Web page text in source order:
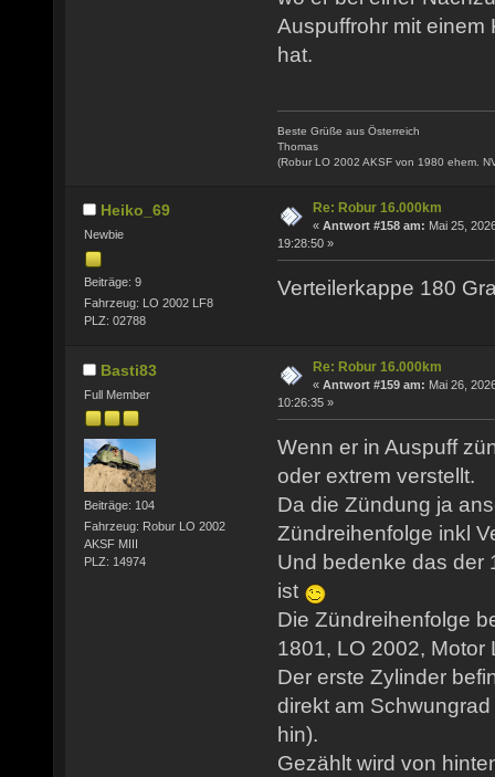
Auspuffrohr mit
hat.
Beste Grüße aus Österreich
Thomas
(Robur LO 2002 AKSF von 1980 ehem.
Heiko_69
Newbie
Beiträge: 9
Fahrzeug: LO 2002 LF8
PLZ: 02788
Re: Robur 16.000km
« Antwort #158 am: Mai 25,
19:28:50 »
Verteilerkappe 180
Basti83
Full Member
Beiträge: 104
Fahrzeug: Robur LO 2002
AKSF MIII
PLZ: 14974
Re: Robur 16.000km
« Antwort #159 am: Mai 26,
10:26:35 »
Wenn er in Auspuff
oder extrem verstellt.
Da die Zündung ja
Zündreihenfolge inkl
Und bedenke das der
ist
Die Zündreihenfolge
1801, LO 2002, Motor
Der erste Zylinder
direkt am
hin).
Gezählt wird von